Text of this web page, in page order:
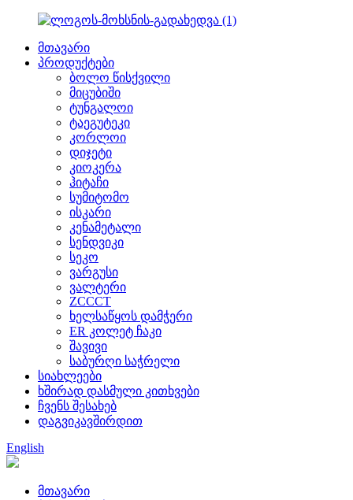
მთავარი
პროდუქტები
ბოლო წისქვილი
მიცუბიში
ტუნგალოი
ტაეგუტეკი
კორლოი
დიჯეტი
კიოკერა
ჰიტაჩი
სუმიტომო
ისკარი
კენამეტალი
სენდვიკი
სეკო
ვარგუსი
ვალტერი
ZCCCT
ხელსაწყოს დამჭერი
ER კოლეტ ჩაკი
შავივი
საბურღი საჭრელი
სიახლეები
ხშირად დასმული კითხვები
ჩვენს შესახებ
დაგვიკავშირდით
English
მთავარი